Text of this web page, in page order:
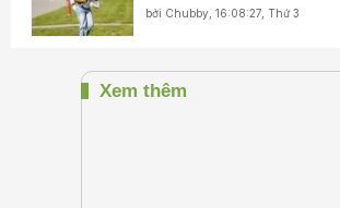
bởi Chubby ,16:08:27, Thứ 3